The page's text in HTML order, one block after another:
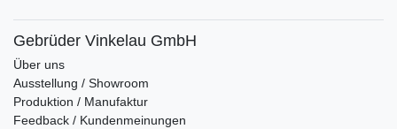
Gebrüder Vinkelau GmbH
Über uns
Ausstellung / Showroom
Produktion / Manufaktur
Feedback / Kundenmeinungen